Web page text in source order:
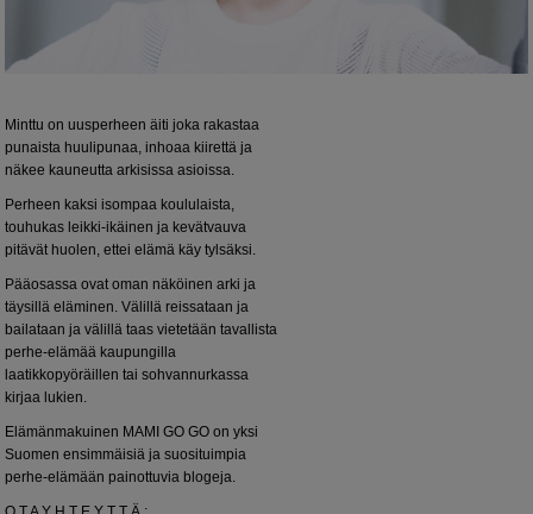
Minttu on uusperheen äiti joka rakastaa
punaista huulipunaa, inhoaa kiirettä ja
näkee kauneutta arkisissa asioissa.
Perheen kaksi isompaa koululaista,
touhukas leikki-ikäinen ja kevätvauva
pitävät huolen, ettei elämä käy tylsäksi.
Pääosassa ovat oman näköinen arki ja
täysillä eläminen. Välillä reissataan ja
bailataan ja välillä taas vietetään tavallista
perhe-elämää kaupungilla
laatikkopyöräillen tai sohvannurkassa
kirjaa lukien.
Elämänmakuinen MAMI GO GO on yksi
Suomen ensimmäisiä ja suosituimpia
perhe-elämään painottuvia blogeja.